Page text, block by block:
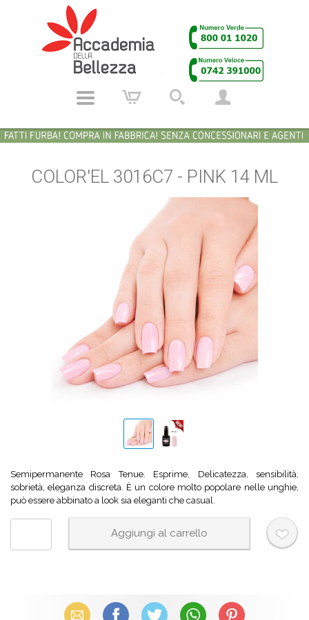
COLOR'EL 3016C7 - PINK 14 ML
Semipermanente Rosa Tenue. Esprime, Delicatezza, sensibilità,
sobrietà, eleganza discreta. È un colore molto popolare nelle unghie,
può essere abbinato a look sia eleganti che casual.
Email Facebook X (Twitter) WhatsAppPinterest